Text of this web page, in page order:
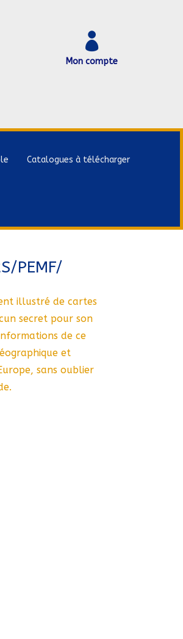

Mon compte
Catalogues à télécharger
PEMF/
illustré de cartes
secret pour son
de ce
et
sans oublier